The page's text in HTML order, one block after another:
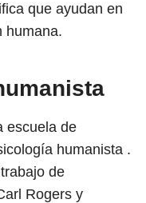
que ayudan en
humana.
escuela de
humanista .
de
Rogers y